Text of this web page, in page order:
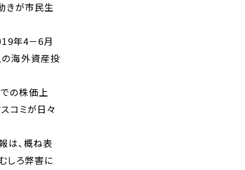
きが市民生
年4－6月
の海外資産投
の株価上
コミが日々
は、概ね表
しろ弊害に